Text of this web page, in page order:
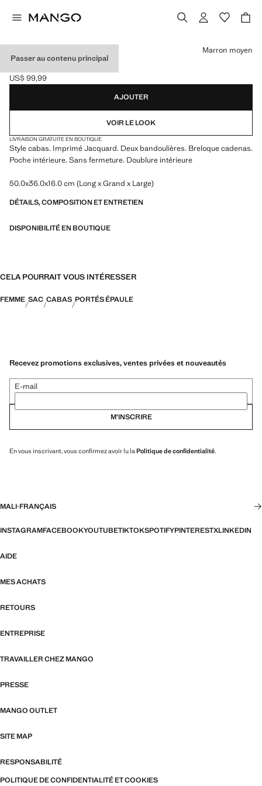
Passer au contenu principal
SAC SEAU JACQUARD
Prix actuel [US$ 99,99 ]
US$ 99,99
Choisissez une couleur
Marron moyen
AJOUTER
VOIR LE LOOK
LIVRAISON GRATUITE EN BOUTIQUE
Style cabas. Imprimé Jacquard. Deux bandoulières. Breloque cadenas.
Poche intérieure. Sans fermeture. Doublure intérieure
50.0x36.0x16.0 cm (Long x Grand x Large)
DÉTAILS, COMPOSITION ET ENTRETIEN
DISPONIBILITÉ EN BOUTIQUE
CELA POURRAIT VOUS INTÉRESSER
FEMME SAC CABAS PORTÉS ÉPAULE
Recevez promotions exclusives, ventes privées et nouveautés
E-mail
M’INSCRIRE
En vous inscrivant, vous confirmez avoir lu la Politique de confidentialité.
MALI·FRANÇAIS
INSTAGRAMFACEBOOKYOUTUBETIKTOKSPOTIFYPINTERESTXLINKEDIN
AIDE
MES ACHATS
RETOURS
ENTREPRISE
TRAVAILLER CHEZ MANGO
PRESSE
MANGO OUTLET
SITE MAP
RESPONSABILITÉ
POLITIQUE DE CONFIDENTIALITÉ ET COOKIES